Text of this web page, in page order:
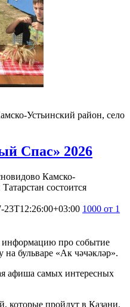
Устьинский район, село
Спас» 2026
Камско-
состоится
23T12:26:00+03:00 1000 от 1
про событие
на бульваре «Ак чәчәкләр».
афиша самых интересных
которые пройдут в Казани.